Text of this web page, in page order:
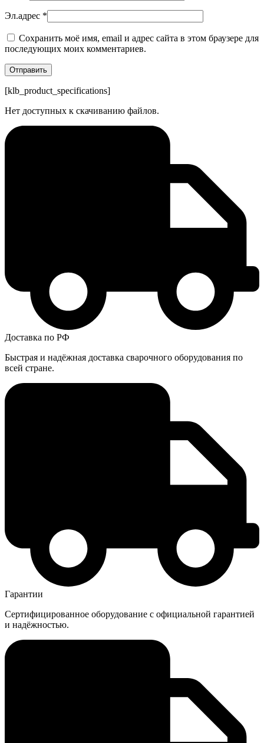
Эл.адрес *
Сохранить моё имя, email и адрес сайта в этом браузере для
последующих моих комментариев.
[klb_product_specifications]
Нет доступных к скачиванию файлов.
Доставка по РФ
Быстрая и надёжная доставка сварочного оборудования по
всей стране.
Гарантии
Сертифицированное оборудование с официальной гарантией
и надёжностью.